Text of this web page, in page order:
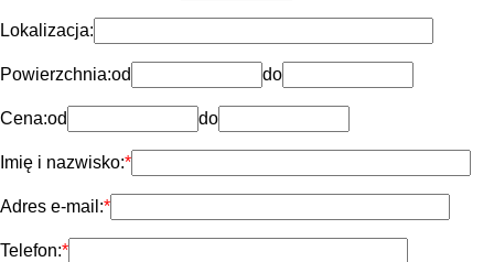
Lokalizacja:
Powierzchnia:od do
Cena:od do
Imię i nazwisko:
Adres e-mail:
Telefon: